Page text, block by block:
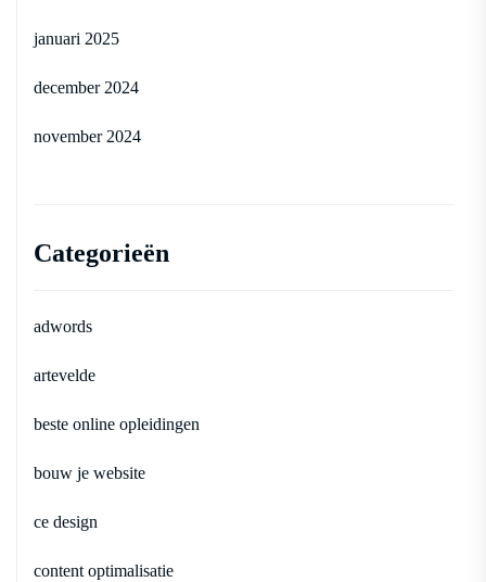
januari 2025
december 2024
november 2024
Categorieën
adwords
artevelde
beste online opleidingen
bouw je website
ce design
content optimalisatie